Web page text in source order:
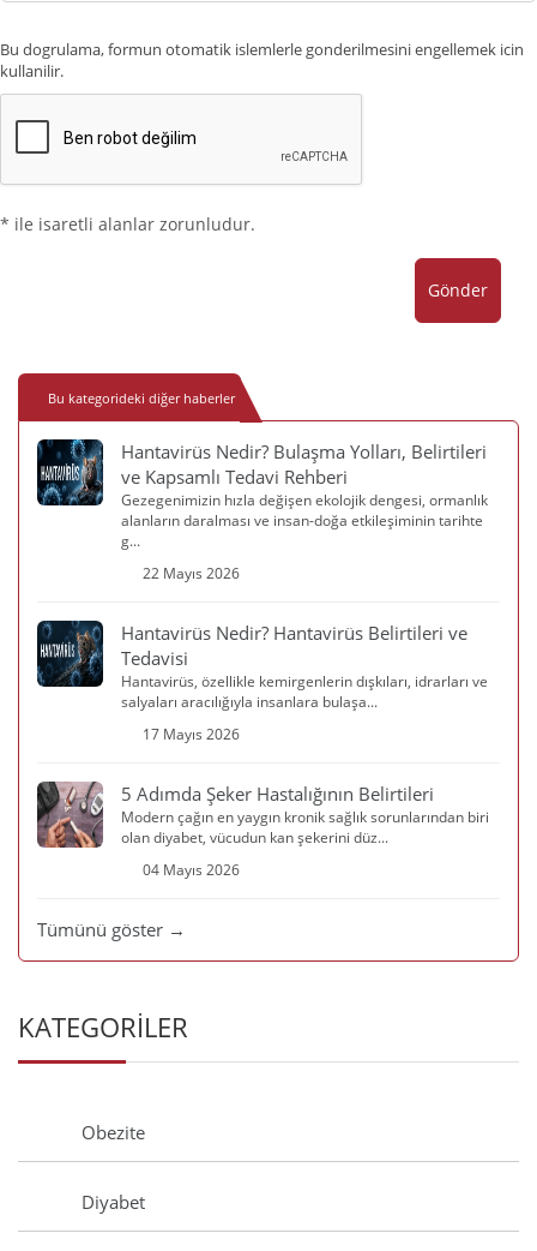
Bu dogrulama, formun otomatik islemlerle gonderilmesini engellemek icin
kullanilir.
* ile isaretli alanlar zorunludur.
Gönder
Bu kategorideki diğer haberler
Hantavirüs Nedir? Bulaşma Yolları, Belirtileri
ve Kapsamlı Tedavi Rehberi
Gezegenimizin hızla değişen ekolojik dengesi, ormanlık
alanların daralması ve insan-doğa etkileşiminin tarihte
g...
22 Mayıs 2026
Hantavirüs Nedir? Hantavirüs Belirtileri ve
Tedavisi
Hantavirüs, özellikle kemirgenlerin dışkıları, idrarları ve
salyaları aracılığıyla insanlara bulaşa...
17 Mayıs 2026
5 Adımda Şeker Hastalığının Belirtileri
Modern çağın en yaygın kronik sağlık sorunlarından biri
olan diyabet, vücudun kan şekerini düz...
04 Mayıs 2026
Tümünü göster →
KATEGORİLER
Obezite
Diyabet